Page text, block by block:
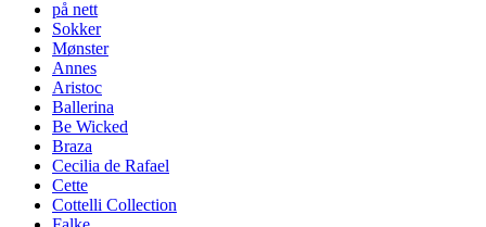
på nett
Sokker
Mønster
Annes
Aristoc
Ballerina
Be Wicked
Braza
Cecilia de Rafael
Cette
Cottelli Collection